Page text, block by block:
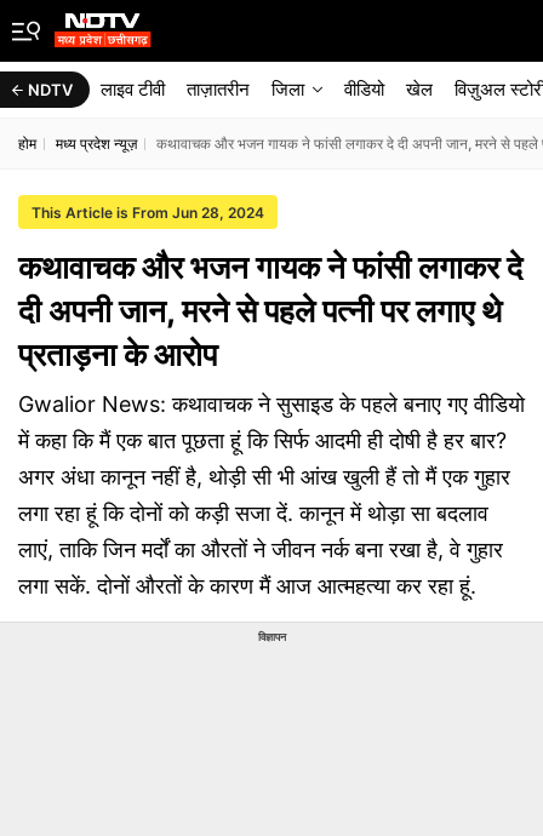
NDTV लाइव टीवी ताज़ातरीन जिला वीडियो खेल विज़ुअल
होम मध्य प्रदेश न्यूज़ कथावाचक और भजन गायक ने फांसी लगाकर दे दी अपनी जान, मरने से पहले
This Article is From Jun 28, 2024
कथावाचक और भजन गायक ने फांसी लगाकर दे
दी अपनी जान, मरने से पहले पत्नी पर लगाए थे
प्रताड़ना के आरोप
Gwalior News: कथावाचक ने सुसाइड के पहले बनाए गए वीडियो
में कहा कि मैं एक बात पूछता हूं कि सिर्फ आदमी ही दोषी है हर बार?
अगर अंधा कानून नहीं है, थोड़ी सी भी आंख खुली हैं तो मैं एक गुहार
लगा रहा हूं कि दोनों को कड़ी सजा दें. कानून में थोड़ा सा बदलाव
लाएं, ताकि जिन मर्दों का औरतों ने जीवन नर्क बना रखा है, वे गुहार
लगा सकें. दोनों औरतों के कारण मैं आज आत्महत्या कर रहा हूं.
विज्ञापन